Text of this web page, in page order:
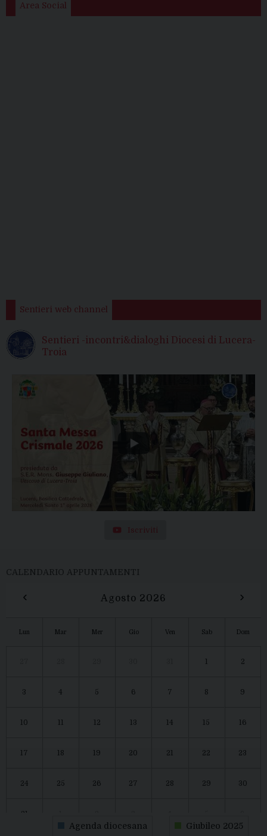
Area Social
Sentieri web channel
Sentieri -incontri&dialoghi Diocesi di Lucera-
Troia
Iscriviti
CALENDARIO APPUNTAMENTI
‹ Agosto 2026 ›
Lun Mar Mer Gio Ven Sab Dom
2
3 4 5 6 7 8 9
10 12 13 14 15 16
17 18 19 20 21 22 23
24 25 26 27 28 29 30
31
Agenda diocesana Giubileo 2025